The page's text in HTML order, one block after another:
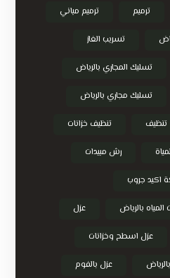
ترميم ترميم مباني
تسريب الغاز
تسليك المجاري بالرياض
تسليك مجاري بالرياض
تنظيف تنظيف خزانات
رش مبيدات
اكيد جروب
بالرياض عزل
عزل اسطح وخزانات
عزل بالفوم